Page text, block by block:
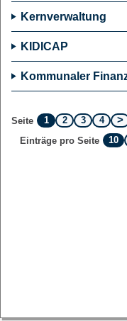
Kernverwaltung
KIDICAP
Kommunaler
Seite 1 2 3
4
Einträge pro Seite
10